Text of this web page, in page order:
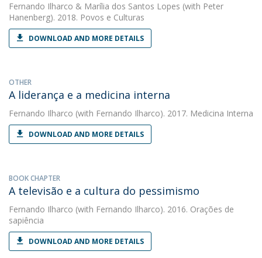
Fernando Ilharco & Marília dos Santos Lopes (with Peter
Hanenberg). 2018. Povos e Culturas
DOWNLOAD AND MORE DETAILS
OTHER
A liderança e a medicina interna
Fernando Ilharco (with Fernando Ilharco). 2017. Medicina Interna
DOWNLOAD AND MORE DETAILS
BOOK CHAPTER
A televisão e a cultura do pessimismo
Fernando Ilharco (with Fernando Ilharco). 2016. Orações de
sapiência
DOWNLOAD AND MORE DETAILS